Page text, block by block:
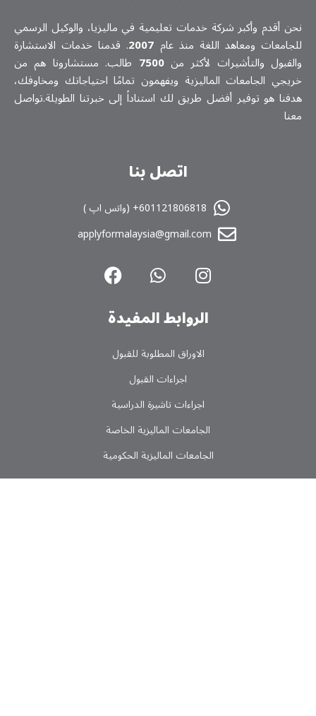
أقدم وأكبر شركة خدمات تعلیمیة في ماليزيا، والوكيل الرسمي
ومعاهد اللغة منذ عام 2007. قدمنا خدمات الاستشارة
والتأشيرات لأكثر من 7500طالب. مستشارونا هم من
الجامعات الماليزية ويفهمون تمامًا احتياجاتك ومخاوفك،
هو توفير أفضل طريق لك استناداً إلى خبرتنا الطويلة.تواصل
اتصل بنا
601121806818+ (واتس اپ )
applyformalaysia@gmail.com
الروابط المفیدة
الاوراق المطلوبة للقبول
اجراءات القبول
اجراءات تاشیرة الدراسیة
الجامعات المالیزیة الخاصة
الجامعات المالیزیة الحکومیة